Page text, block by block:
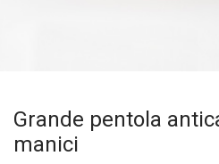
Grande pentola
manici